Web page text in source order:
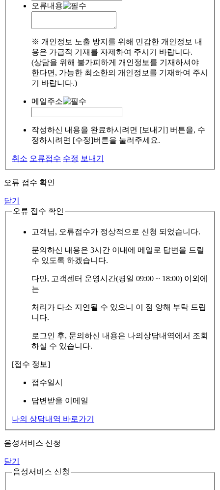
오류내용
※ 개인정보 노출 방지를 위해 민감한 개인정보 내
용은 가급적 기재를 자제하여 주시기 바랍니다.
(상담을 위해 불가피하게 개인정보를 기재하셔야
한다면, 가능한 최소한의 개인정보를 기재하여 주시
기 바랍니다.)
메일주소
작성하신 내용을 완료하시려면 [보내기] 버튼을, 수
정하시려면 [수정]버튼을 눌러주세요.
취소 오류접수 수정 보내기
오류 접수 확인
닫기
오류 접수 확인
고객님, 오류접수가 정상적으로 신청 되었습니다.
문의하신 내용은 3시간 이내에 메일로 답변을 드릴
수 있도록 하겠습니다.
다만, 고객센터 운영시간(평일 09:00 ~ 18:00) 이외에
는
처리가 다소 지연될 수 있으니 이 점 양해 부탁 드립
니다.
로그인 후, 문의하신 내용은 나의상담내역에서 조회
하실 수 있습니다.
[접수 정보]
접수일시
답변받을 이메일
나의 상담내역 바로가기
음성서비스 신청
닫기
음성서비스 신청